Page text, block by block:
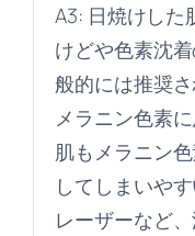
A3: 日焼けした
けどや色素沈
般的には推奨
メラニン色素
肌もメラニン
してしまいや
レーザーなど